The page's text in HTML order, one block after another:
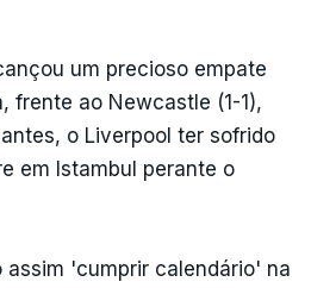
um precioso empate
frente ao Newcastle (1-1),
o Liverpool ter sofrido
em Istambul perante o
assim 'cumprir calendário' na